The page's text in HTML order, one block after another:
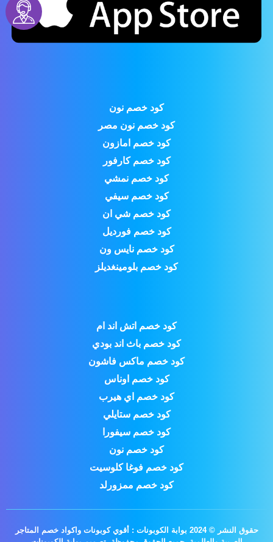
كود خصم نون
كود خصم نون مصر
كود خصم امازون
كود خصم كارفور
كود خصم نمشي
كود خصم سيفي
كود خصم شي ان
كود خصم فورديل
كود خصم نايس ون
كود خصم بلومينغديلز
كود خصم اتش اند ام
كود خصم باث اند بودي
كود خصم ماكس فاشون
كود خصم اوناس
كود خصم اي هيرب
كود خصم ستايلي
كود خصم سيفورا
كود خصم نون
كود خصم فوغا كلوسيت
كود خصم ممزورلد
حقوق النشر © 2024 بوابة الكوبونات : أقوي كوبونات واكواد خصم المتاجر